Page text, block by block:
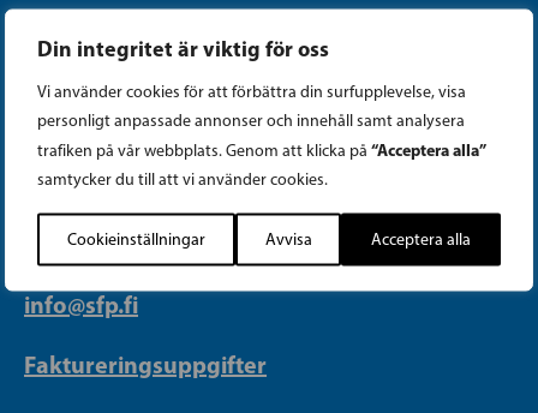
Din integritet är viktig för oss
Vi använder cookies för att förbättra din surfupplevelse, visa
personligt anpassade annonser och innehåll samt analysera
trafiken på vår webbplats. Genom att klicka på “Acceptera alla”
samtycker du till att vi använder cookies.
Cookieinställningar Avvisa Acceptera alla
PARTIKANSLIET
Telefon (09) 693 070
PB 430, 00101 Helsingfors
Georgsgatan 27, 00100 Helsingfors
info@sfp.fi
Faktureringsuppgifter